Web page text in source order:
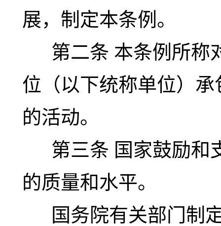
展，制定本条例。
第二条 本条例所称
位（以下统称单位）
的活动。
第三条 国家鼓励和
的质量和水平。
国务院有关部门制定